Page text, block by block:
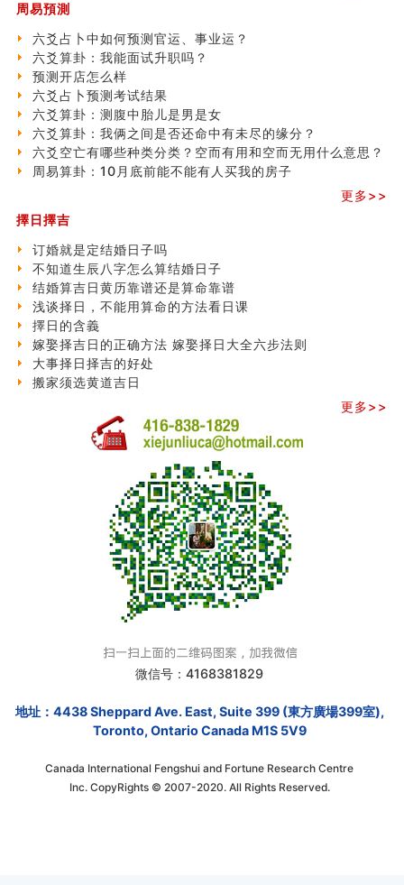
周易預測
六爻占卜中如何预测官运、事业运？
六爻算卦：我能面试升职吗？
预测开店怎么样
六爻占卜预测考试结果
六爻算卦：测腹中胎儿是男是女
六爻算卦：我俩之间是否还命中有未尽的缘分？
六爻空亡有哪些种类分类？空而有用和空而无用什么意思？
周易算卦：10月底前能不能有人买我的房子
更多>>
擇日擇吉
订婚就是定结婚日子吗
不知道生辰八字怎么算结婚日子
结婚算吉日黄历靠谱还是算命靠谱
浅谈择日，不能用算命的方法看日课
擇日的含義
嫁娶择吉日的正确方法 嫁娶择日大全六步法则
大事择日择吉的好处
搬家须选黄道吉日
更多>>
微信号：4168381829
地址：4438 Sheppard Ave. East, Suite 399 (東方廣場399室),
Toronto, Ontario Canada M1S 5V9
Canada International Fengshui and Fortune Research Centre
Inc. CopyRights © 2007-2020. All Rights Reserved.